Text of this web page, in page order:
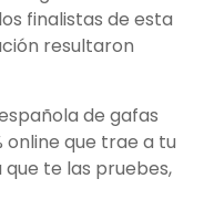
finalistas de esta
resultaron
de gafas
online que trae a tu
te las pruebes,